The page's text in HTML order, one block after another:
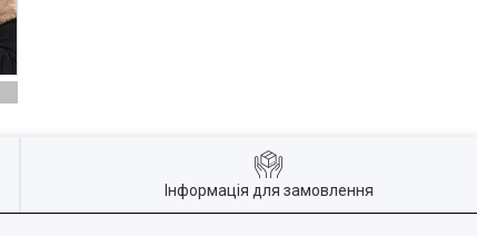
Інформація для замовлення